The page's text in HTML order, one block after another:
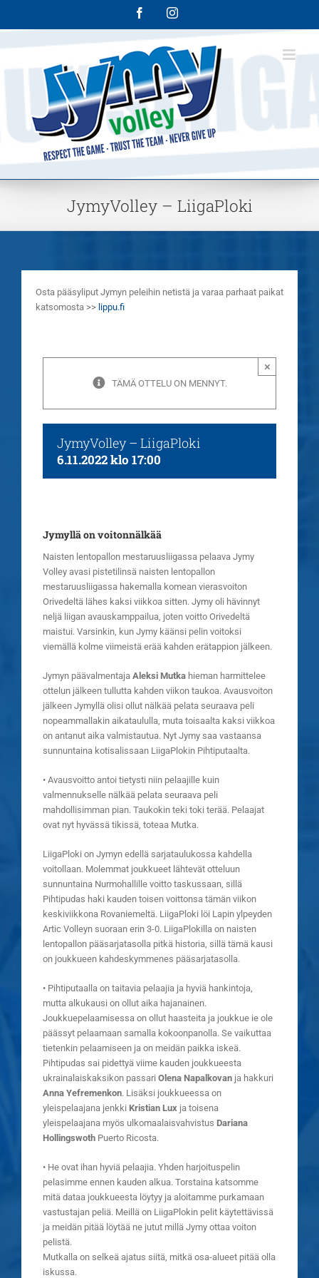
FacebookInstagram
JymyVolley – LiigaPloki
Osta pääsyliput Jymyn peleihin netistä ja varaa parhaat paikat
katsomosta >> lippu.fi
TÄMÄ OTTELU ON MENNYT.
×
JymyVolley – LiigaPloki
6.11.2022 klo 17:00
Jymyllä on voitonnälkää
Naisten lentopallon mestaruusliigassa pelaava Jymy
Volley avasi pistetilinsä naisten lentopallon
mestaruusliigassa hakemalla komean vierasvoiton
Orivedeltä lähes kaksi viikkoa sitten. Jymy oli hävinnyt
neljä liigan avauskamppailua, joten voitto Orivedeltä
maistui. Varsinkin, kun Jymy käänsi pelin voitoksi
viemällä kolme viimeistä erää kahden erätappion jälkeen.
Jymyn päävalmentaja Aleksi Mutka hieman harmittelee
ottelun jälkeen tullutta kahden viikon taukoa. Avausvoiton
jälkeen Jymyllä olisi ollut nälkää pelata seuraava peli
nopeammallakin aikataululla, muta toisaalta kaksi viikkoa
on antanut aika valmistautua. Nyt Jymy saa vastaansa
sunnuntaina kotisalissaan LiigaPlokin Pihtiputaalta.
• Avausvoitto antoi tietysti niin pelaajille kuin
valmennukselle nälkää pelata seuraava peli
mahdollisimman pian. Taukokin teki toki terää. Pelaajat
ovat nyt hyvässä tikissä, toteaa Mutka.
LiigaPloki on Jymyn edellä sarjataulukossa kahdella
voitollaan. Molemmat joukkueet lähtevät otteluun
sunnuntaina Nurmohallille voitto taskussaan, sillä
Pihtipudas haki kauden toisen voittonsa tämän viikon
keskiviikkona Rovaniemeltä. LiigaPloki löi Lapin ylpeyden
Artic Volleyn suoraan erin 3-0. LiigaPlokilla on naisten
lentopallon pääsarjatasolla pitkä historia, sillä tämä kausi
on joukkueen kahdeskymmenes pääsarjatasolla.
• Pihtiputaalla on taitavia pelaajia ja hyviä hankintoja,
mutta alkukausi on ollut aika hajanainen.
Joukkuepelaamisessa on ollut haasteita ja joukkue ie ole
päässyt pelaamaan samalla kokoonpanolla. Se vaikuttaa
tietenkin pelaamiseen ja on meidän paikka iskeä.
Pihtipudas sai pidettyä viime kauden joukkueesta
ukrainalaiskaksikon passari Olena Napalkovan ja hakkuri
Anna Yefremenkon. Lisäksi joukkueessa on
yleispelaajana jenkki Kristian Lux ja toisena
yleispelaajana myös ulkomaalaisvahvistus Dariana
Hollingswoth Puerto Ricosta.
• He ovat ihan hyviä pelaajia. Yhden harjoituspelin
pelasimme ennen kauden alkua. Torstaina katsomme
mitä dataa joukkueesta löytyy ja aloitamme purkamaan
vastustajan peliä. Meillä on LiigaPlokin pelit käytettävissä
ja meidän pitää löytää ne jutut millä Jymy ottaa voiton
pelistä.
Mutkalla on selkeä ajatus siitä, mitkä osa-alueet pitää olla
iskussa.